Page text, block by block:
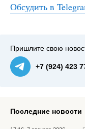
Обсудить в
Пришлите свою
+7 (924) 423
Последние новости